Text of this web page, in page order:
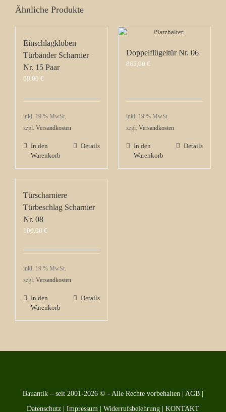
Ähnliche Produkte
Einschlagkloben
Türbänder Scharnier
Nr. 15 Paar
60,00 €
inkl. 19 % MwSt.
zzgl. Versandkosten
In den
Warenkorb
Details
Doppelflügeltür Nr. 06
865,00 €
inkl. 19 % MwSt.
zzgl. Versandkosten
In den
Warenkorb
Details
Türscharniere
Türbeschlag Scharnier
Nr. 08
100,00 €
inkl. 19 % MwSt.
zzgl. Versandkosten
In den
Warenkorb
Details
Bauantik – seit 2001-2026 © - Alle Rechte vorbehalten | AGB
Datenschutz
Impressum Widerrufsbelehrung KONTAKT